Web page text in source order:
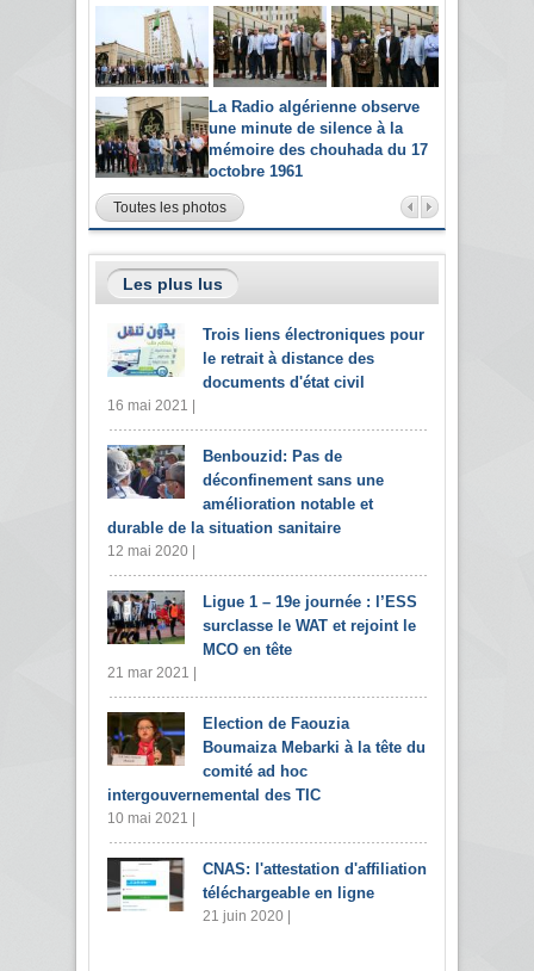
La Radio algérienne observe
une minute de silence à la
mémoire des chouhada du 17
octobre 1961
Toutes les photos
Les plus lus
Trois liens électroniques pour
le retrait à distance des
documents d'état civil
16 mai 2021 |
Benbouzid: Pas de
déconfinement sans une
amélioration notable et
durable de la situation sanitaire
12 mai 2020 |
Ligue 1 – 19e journée : l’ESS
surclasse le WAT et rejoint le
MCO en tête
21 mar 2021 |
Election de Faouzia
Boumaiza Mebarki à la tête du
comité ad hoc
intergouvernemental des TIC
10 mai 2021 |
CNAS: l'attestation d'affiliation
téléchargeable en ligne
21 juin 2020 |